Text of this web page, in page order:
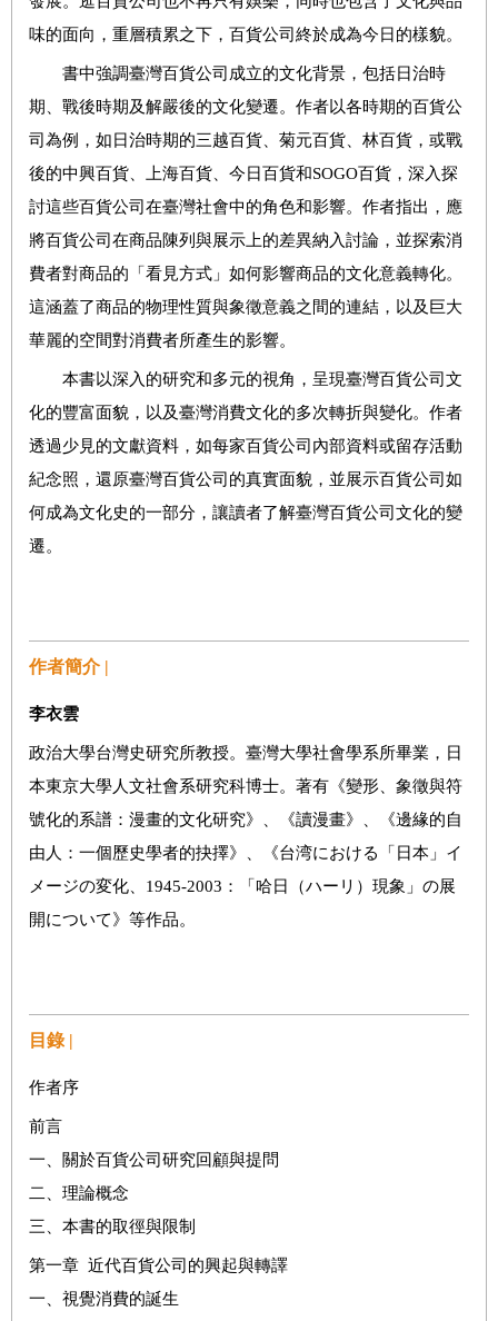
味的面向，重層積累之下，百貨公司終於成為今日的樣貌。
書中強調臺灣百貨公司成立的文化背景，包括日治時
期、戰後時期及解嚴後的文化變遷。作者以各時期的百貨公
司為例，如日治時期的三越百貨、菊元百貨、林百貨，或戰
後的中興百貨、上海百貨、今日百貨和SOGO百貨，深入探
討這些百貨公司在臺灣社會中的角色和影響。作者指出，應
將百貨公司在商品陳列與展示上的差異納入討論，並探索消
費者對商品的「看見方式」如何影響商品的文化意義轉化。
這涵蓋了商品的物理性質與象徵意義之間的連結，以及巨大
華麗的空間對消費者所產生的影響。
本書以深入的研究和多元的視角，呈現臺灣百貨公司文
化的豐富面貌，以及臺灣消費文化的多次轉折與變化。作者
透過少見的文獻資料，如每家百貨公司內部資料或留存活動
紀念照，還原臺灣百貨公司的真實面貌，並展示百貨公司如
何成為文化史的一部分，讓讀者了解臺灣百貨公司文化的變
遷。
作者簡介 |
李衣雲
政治大學台灣史研究所教授。臺灣大學社會學系所畢業，日
本東京大學人文社會系研究科博士。著有《變形、象徵與符
號化的系譜：漫畫的文化研究》、《讀漫畫》、《邊緣的自
由人：一個歷史學者的抉擇》、《台湾における「日本」イ
メージの変化、1945-2003：「哈日（ハーリ）現象」の展
開について》等作品。
目錄 |
作者序
前言
一、關於百貨公司研究回顧與提問
二、理論概念
三、本書的取徑與限制
第一章 近代百貨公司的興起與轉譯
一、視覺消費的誕生